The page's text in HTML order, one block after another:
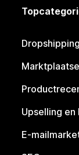
Dropshipping
Upselling en
E-